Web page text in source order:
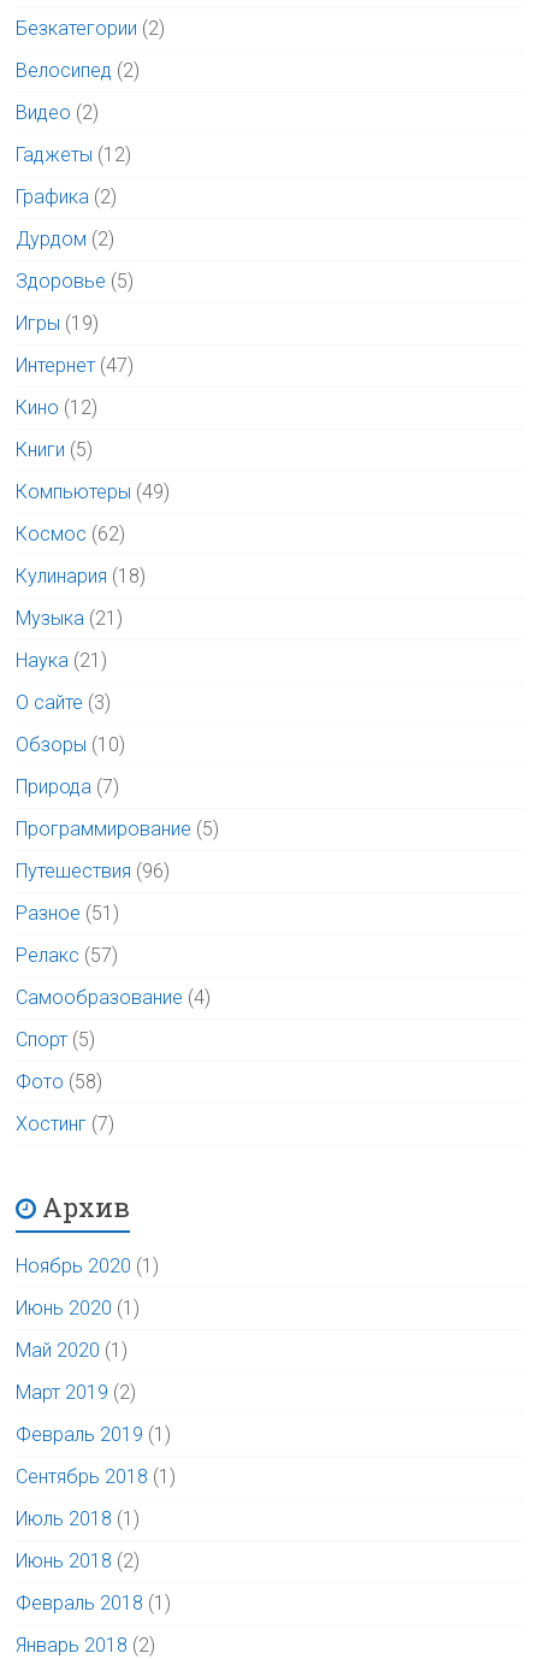
Безкатегории (2)
Велосипед (2)
Видео (2)
Гаджеты (12)
Графика (2)
Дурдом (2)
Здоровье (5)
Игры (19)
Интернет (47)
Кино (12)
Книги (5)
Компьютеры (49)
Космос (62)
Кулинария (18)
Музыка (21)
Наука (21)
О сайте (3)
Обзоры (10)
Природа (7)
Программирование (5)
Путешествия (96)
Разное (51)
Релакс (57)
Самообразование (4)
Спорт (5)
Фото (58)
Хостинг (7)
Архив
Ноябрь 2020 (1)
Июнь 2020 (1)
Май 2020 (1)
Март 2019 (2)
Февраль 2019 (1)
Сентябрь 2018 (1)
Июль 2018 (1)
Июнь 2018 (2)
Февраль 2018 (1)
Январь 2018 (2)